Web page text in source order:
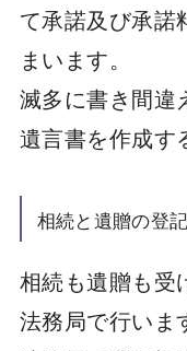
て承諾及び承諾
まいます。
滅多に書き間違
遺言書を作成す
相続と遺贈の登
相続も遺贈も受
法務局で行いま